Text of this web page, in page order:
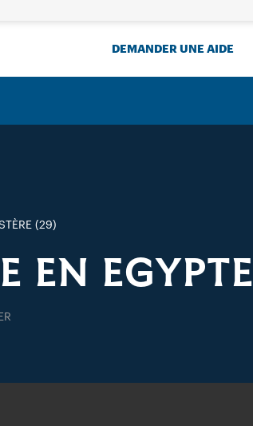
DEMANDER UNE AIDE
(29)
EN EGYPTE